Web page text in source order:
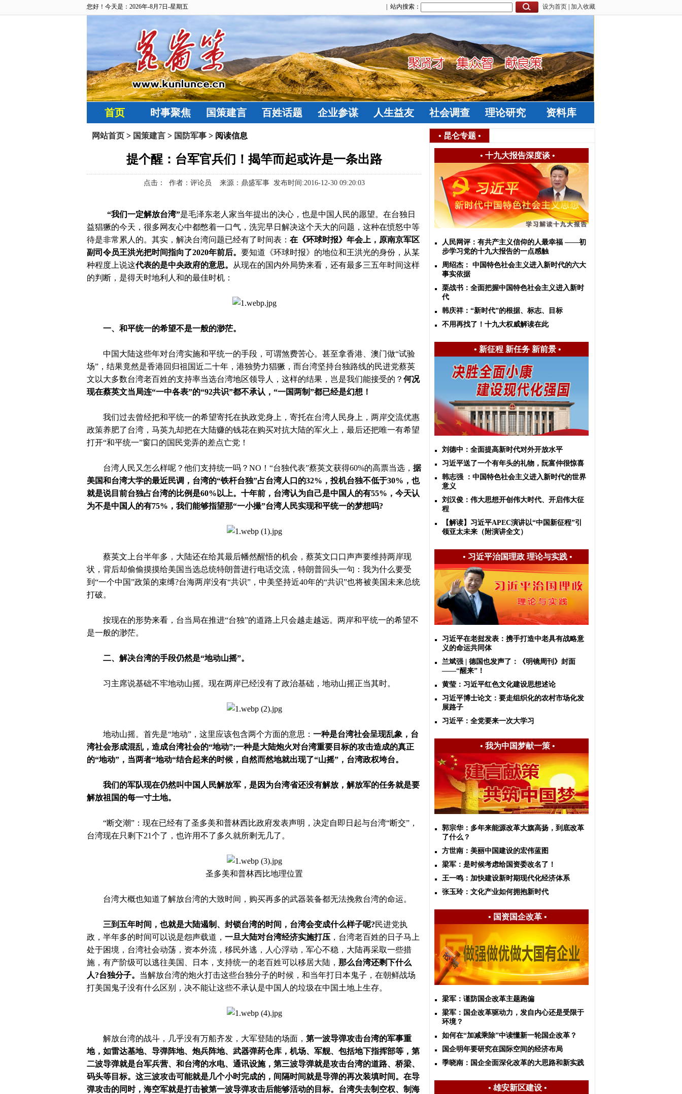
您好！今天是：2026年-8月7日-星期五 设为首页 加入收藏
| 站内搜索：
首页 时事聚焦 国策建言 百姓话题 企业参谋 人生益友 社会调查 理论研究 资料库
网站首页 > 国策建言 > 国防军事 > 阅读信息
提个醒：台军官兵们！揭竿而起或许是一条出路
点击： 作者：评论员 来源：鼎盛军事 发布时间:2016-12-30 09:20:03
“我们一定解放台湾”是毛泽东老人家当年提出的决心，也是中国人民的愿望。在台独日
益猖獗的今天，很多网友心中都憋着一口气，洗完早日解决这个天大的问题，这种在愤怒中等
待是非常累人的。其实，解决台湾问题已经有了时间表： 在《环球时报》年会上，原南京军区
副司令员王洪光把时间指向了2020年前后。 要知道《环球时报》的地位和王洪光的身份，从某
种程度上说这代表的是中央政府的意思。
从现在的国内外局势来看，还有最多三五年时间这样
的判断，是得天时地利人和的最佳时机：
一、和平统一的希望不是一般的渺茫。
中国大陆这些年对台湾实施和平统一的手段，可谓煞费苦心。甚至拿香港、澳门做“试验
场”，结果竟然是香港回归祖国近二十年，港独势力猖獗，而台湾坚持台独路线的民进党蔡英
文以大多数台湾老百姓的支持率当选台湾地区领导人，这样的结果，岂是我们能接受的？ 何况
现在蔡英文当局连“一中各表”的“92共识”都不承认，“一国两制”都已经是幻想！
我们过去曾经把和平统一的希望寄托在执政党身上，寄托在台湾人民身上，两岸交流优惠
政策养肥了台湾，马英九却把在大陆赚的钱花在购买对抗大陆的军火上，最后还把唯一有希望
打开“和平统一”窗口的国民党弄的差点亡党！
台湾人民又怎么样呢？他们支持统一吗？ NO！“台独代表”蔡英文获得60%的高票当选， 据
美国和台湾大学的最近民调，台湾的“铁杆台独”占台湾人口的32%，投机台独不低于30%， 也
就是说目前台独占台湾的比例是60%以上。 十年前，台湾认为自己是中国人的有55%，今天认
为不是中国人的有75%，我们能够指望那“一小撮”台湾人民实现和平统一的梦想吗?
蔡英文上台半年多，大陆还在给其最后幡然醒悟的机会，蔡英文口口声声要维持两岸现
状，背后却偷偷摸摸给美国当选总统特朗普进行电话交流，特朗普回头一句：我为什么要受
到 “一个中国”政策的束缚?台海两岸没有“共识”，中美坚持近40年的“共识”也将被美国未来总统
打破。
按现在的形势来看，台当局在推进“台独”的道路上只会越走越远。两岸和平统一的希望不
是一般的渺茫。
二、解决台湾的手段仍然是“地动山摇”。
习主席说基础不牢地动山摇。现在两岸已经没有了政治基础，地动山摇正当其时。
地动山摇。首先是“地动”，这里应该包含两个方面的意思： 一种是台湾社会呈现乱象，台
湾社会形成混乱，造成台湾社会的“地动”;一种是大陆炮火对台湾重要目标的攻击造成的真正
的“地动”，当两者“地动“结合起来的时候，自然而然地就出现了“山摇”，台湾政权垮台。
我们的军队现在仍然叫中国人民解放军，是因为台湾省还没有解放，解放军的任务就是要
解放祖国的每一寸土地。
“断交潮”：现在已经有了圣多美和普林西比政府发表声明，决定自即日起与台湾“断交”，
台湾现在只剩下21个了，也许用不了多久就所剩无几了。
圣多美和普林西比地理位置
台湾大概也知道了解放台湾的大致时间，购买再多的武器装备都无法挽救台湾的命运。
三到五年时间，也就是大陆遏制、封锁台湾的时间，台湾会变成什么样子呢?民进党执
政，半年多的时间可以说是怨声载道， 一旦大陆对台湾经济实施打压 ，台湾老百姓的日子马上
处于困境，台湾社会动荡，资本外流，移民外逃，人心浮动，军心不稳，大陆再采取一些措
施，有产阶级可以逃往美国、日本，支持统一的老百姓可以移居大陆， 那么台湾还剩下什么
人?台独分子。 当解放台湾的炮火打击这些台独分子的时候，和当年打日本鬼子，在朝鲜战场
打美国鬼子没有什么区别，决不能让这些不承认是中国人的垃圾在中国土地上生存。
解放台湾的战斗，几乎没有万船齐发，大军登陆的场面， 第一波导弹攻击台湾的军事重
地，如雷达基地、导弹阵地、炮兵阵地、武器弹药仓库，机场、军舰、包括地下指挥部等，第
二波导弹就是台军兵营、和台湾的水电、通讯设施，第三波导弹就是攻击台湾的道路、桥梁、
码头等目标。这三波攻击可能就是几个小时完成的，间隔时间就是导弹的再次装填时间。在导
弹攻击的同时，海空军就是打击被第一波导弹攻击后能够活动的目标。台湾失去制空权、制海
• 昆仑专题 •
• 十九大报告深度谈•
人民网评：有共产主义信仰的人最幸福 ——初
步学习党的十九大报告的一点感触
周绍杰： 中国特色社会主义进入新时代的六大
事实依据
栗战书：全面把握中国特色社会主义进入新时
代
韩庆祥：“新时代”的根据、标志、目标
不用再找了！十九大权威解读在此
• 新征程 新任务 新前景•
刘德中：全面提高新时代对外开放水平
习近平送了一个有年头的礼物，阮富仲很惊喜
韩志强 ：中国特色社会主义进入新时代的世界
意义
刘汉俊：伟大思想开创伟大时代、开启伟大征
程
【解读】习近平APEC演讲以“中国新征程”引
领亚太未来（附演讲全文）
• 习近平治国理政 理论与实践•
习近平在老挝发表：携手打造中老具有战略意
义的命运共同体
兰斌强 | 德国也发声了：《明镜周刊》封面
——“醒来”！
黄莹：习近平红色文化建设思想述论
习近平博士论文：要走组织化的农村市场化发
展路子
习近平：全党要来一次大学习
• 我为中国梦献一策•
郭宗华：多年来能源改革大旗高扬，到底改革
了什么？
方世南：美丽中国建设的宏伟蓝图
梁军：是时候考虑给国资委改名了！
王一鸣：加快建设新时期现代化经济体系
张玉玲：文化产业如何拥抱新时代
• 国资国企改革•
梁军：谨防国企改革主题跑偏
梁军：国企改革驱动力，发自内心还是受限于
环境？
如何在“加减乘除”中读懂新一轮国企改革？
国企明年要研究在国际空间的经济布局
季晓南：国企全面深化改革的大思路和新实践
• 雄安新区建设•